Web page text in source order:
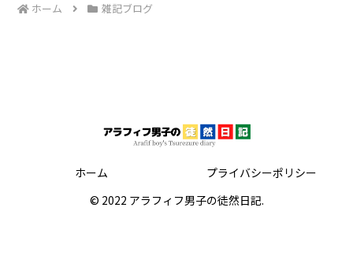
ホーム 雑記ブログ
ホーム
プライバシーポリシー
© 2022 アラフィフ男子の徒然日記.